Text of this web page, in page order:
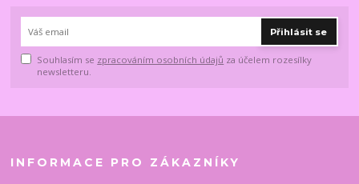
Přihlásit se
Souhlasím se zpracováním osobních údajů za účelem rozesílky
newsletteru.
INFORMACE PRO ZÁKAZNÍKY